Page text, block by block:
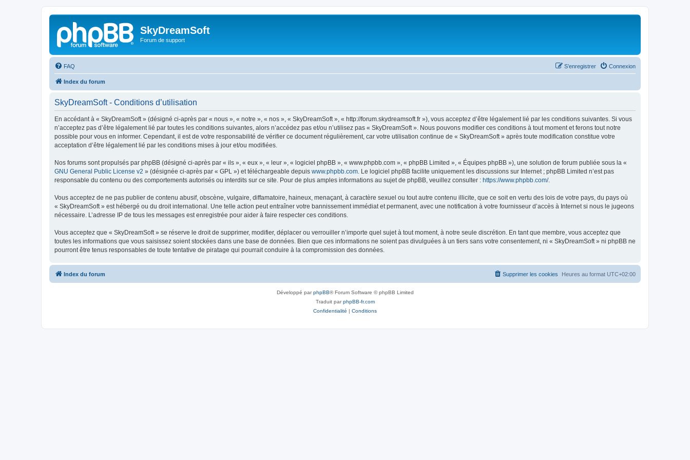
SkyDreamSoft
Forum de support
FAQ Connexion
S’enregistrer
Index du forum
SkyDreamSoft - Conditions d’utilisation
En accédant à « SkyDreamSoft » (désigné ci-après par « nous », « notre », « nos », « SkyDreamSoft », « http://forum.skydreamsoft.fr »), vous acceptez d’être légalement lié par les conditions suivantes. Si vous
n’acceptez pas d’être légalement lié par toutes les conditions suivantes, alors n’accédez pas et/ou n’utilisez pas « SkyDreamSoft ». Nous pouvons modifier ces conditions à tout moment et ferons tout notre
possible pour vous en informer. Cependant, il est de votre responsabilité de vérifier ce document régulièrement, car votre utilisation continue de « SkyDreamSoft » après toute modification constitue votre
acceptation d’être légalement lié par les conditions mises à jour et/ou modifiées.
Nos forums sont propulsés par phpBB (désigné ci-après par « ils », « eux », « leur », « logiciel phpBB », « www.phpbb.com », « phpBB Limited », « Équipes phpBB »), une solution de forum publiée sous la «
GNU General Public License v2 » (désignée ci-après par « GPL ») et téléchargeable depuis www.phpbb.com . Le logiciel phpBB facilite uniquement les discussions sur Internet ; phpBB Limited n’est pas
responsable du contenu ou des comportements autorisés ou interdits sur ce site. Pour de plus amples informations au sujet de phpBB, veuillez consulter : https://www.phpbb.com/.
Vous acceptez de ne pas publier de contenu abusif, obscène, vulgaire, diffamatoire, haineux, menaçant, à caractère sexuel ou tout autre contenu illicite, que ce soit en vertu des lois de votre pays, du pays où
« SkyDreamSoft » est hébergé ou du droit international. Une telle action peut entraîner votre bannissement immédiat et permanent, avec une notification à votre fournisseur d’accès à Internet si nous le jugeons
nécessaire. L’adresse IP de tous les messages est enregistrée pour aider à faire respecter ces conditions.
Vous acceptez que « SkyDreamSoft » se réserve le droit de supprimer, modifier, déplacer ou verrouiller n’importe quel sujet à tout moment, à notre seule discrétion. En tant que membre, vous acceptez que
toutes les informations que vous saisissez soient stockées dans une base de données. Bien que ces informations ne soient pas divulguées à un tiers sans votre consentement, ni « SkyDreamSoft » ni phpBB ne
pourront être tenus responsables de toute tentative de piratage qui pourrait conduire à la compromission des données.
Index du forum Heures au format UTC+02:00
Supprimer les cookies
Développé parphpBB® Forum Software © phpBB Limited
Traduit parphpBB-fr.com
Confidentialité | Conditions